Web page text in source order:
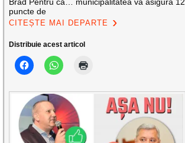
puncte de
CITEȘTE MAI DEPARTE
Distribuie acest articol